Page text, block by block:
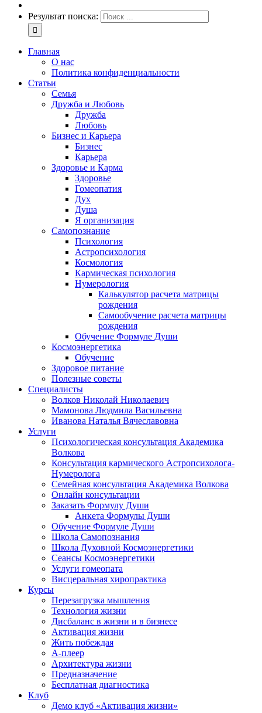
Результат поиска:
Главная
О нас
Политика конфиденциальности
Статьи
Семья
Дружба и Любовь
Дружба
Любовь
Бизнес и Карьера
Бизнес
Карьера
Здоровье и Карма
Здоровье
Гомеопатия
Дух
Душа
Я организация
Самопознание
Психология
Астропсихология
Космология
Кармическая психология
Нумерология
Калькулятор расчета матрицы
рождения
Самообучение расчета матрицы
рождения
Обучение Формуле Души
Космоэнергетика
Обучение
Здоровое питание
Полезные советы
Специалисты
Волков Николай Николаевич
Мамонова Людмила Васильевна
Иванова Наталья Вячеславовна
Услуги
Психологическая консультация Академика
Волкова
Консультация кармического Астропсихолога-
Нумеролога
Семейная консультация Академика Волкова
Онлайн консультации
Заказать Формулу Души
Анкета Формулы Души
Обучение Формуле Души
Школа Самопознания
Школа Духовной Космоэнергетики
Сеансы Космоэнергетики
Услуги гомеопата
Висцеральная хиропрактика
Курсы
Перезагрузка мышления
Технология жизни
Дисбаланс в жизни и в бизнесе
Активация жизни
Жить побеждая
А-плеер
Архитектура жизни
Предназначение
Бесплатная диагностика
Клуб
Демо клуб «Активация жизни»